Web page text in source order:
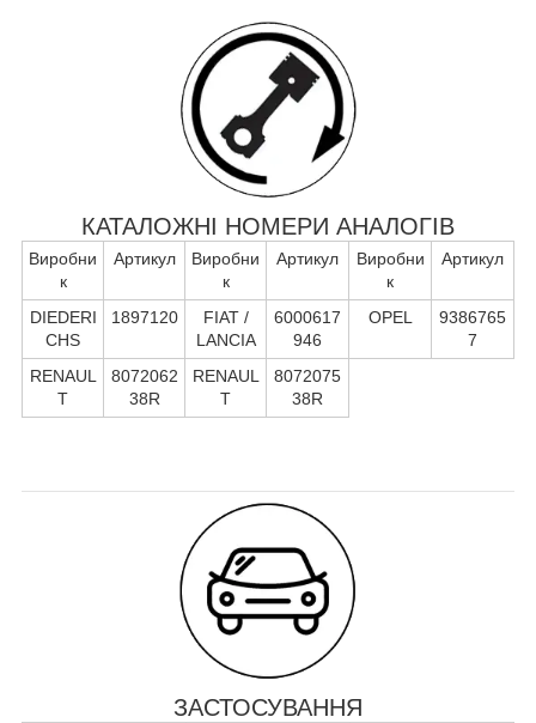
КАТАЛОЖНІ НОМЕРИ АНАЛОГІВ
Виробни
к
Артикул
Виробни
к
Артикул
Виробни
к
Артикул
DIEDERI
CHS
1897120
FIAT /
LANCIA
6000617
946
OPEL
9386765
7
RENAUL
T
8072062
38R
RENAUL
T
8072075
38R
ЗАСТОСУВАННЯ